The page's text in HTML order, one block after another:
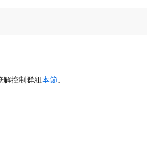
解控制群組本節。